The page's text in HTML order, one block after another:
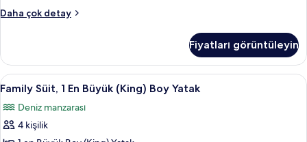
görün
Daha çok detay
Deluxe.
Sea
View
hakkında
fazla
detay
Fiyatları görüntüleyin
Family
Süit,
1
En
Family Süit, 1 En Büyük (King) Boy
15
Family Süit, 1 En Büyük (King) Boy Yatak
Deniz manzarası
4 kişilik